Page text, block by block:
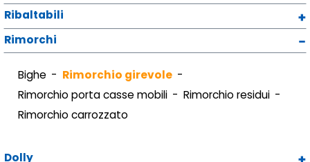
Ribaltabili
Rimorchi
Bighe
Rimorchio girevole
Rimorchio porta casse mobili
Rimorchio residui
Rimorchio carrozzato
Dolly